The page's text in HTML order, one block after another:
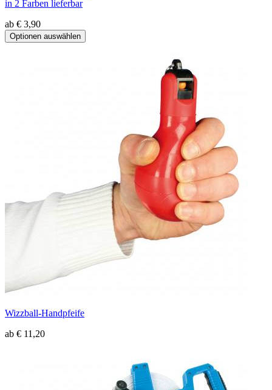
in 2 Farben lieferbar
ab € 3,90
Wizzball-Handpfeife
ab € 11,20